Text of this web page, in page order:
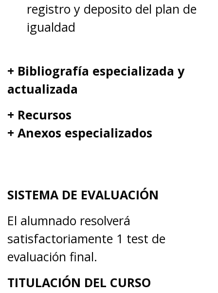
registro y deposito del plan de
igualdad
+ Bibliografía especializada y
actualizada
+ Recursos
+ Anexos especializados
SISTEMA DE EVALUACIÓN
El alumnado resolverá
satisfactoriamente 1 test de
evaluación final.
TITULACIÓN DEL CURSO